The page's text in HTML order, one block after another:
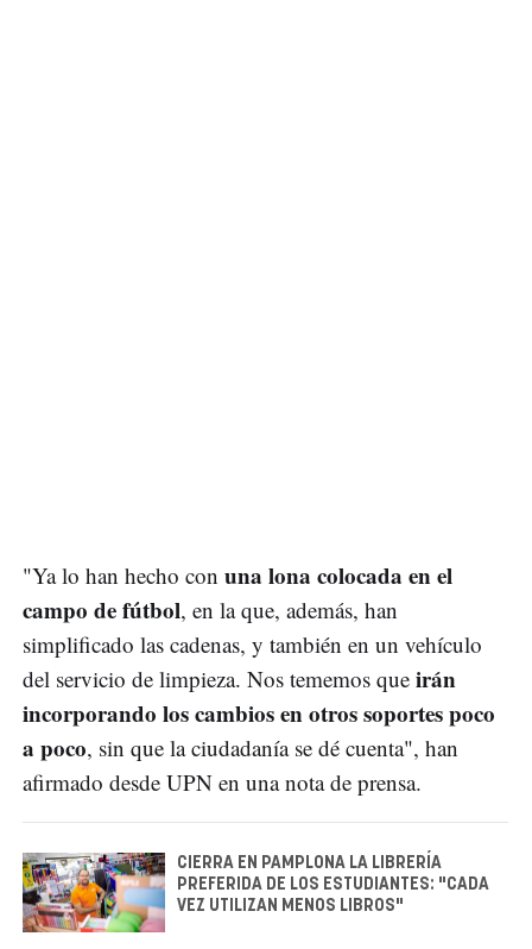
"Ya lo han hecho con una lona colocada en el
campo de fútbol, en la que, además, han
simplificado las cadenas, y también en un vehículo
del servicio de limpieza. Nos tememos que irán
incorporando los cambios en otros soportes poco
a poco, sin que la ciudadanía se dé cuenta", han
afirmado desde UPN en una nota de prensa.
CIERRA EN PAMPLONA LA LIBRERÍA
PREFERIDA DE LOS ESTUDIANTES: "CADA
VEZ UTILIZAN MENOS LIBROS"